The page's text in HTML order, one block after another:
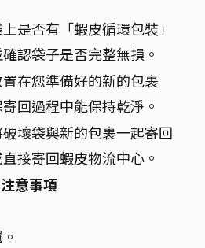
是否有「蝦皮循環包裝」
認袋子是否完整無損。
在您準備好的新的包裹
回過程中能保持乾淨。
壞袋與新的包裹一起寄回
接寄回蝦皮物流中心。
注意事項